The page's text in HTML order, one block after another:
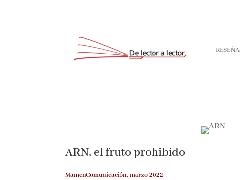
ARN, el fruto prohibido
MamenComunicación, marzo 2022